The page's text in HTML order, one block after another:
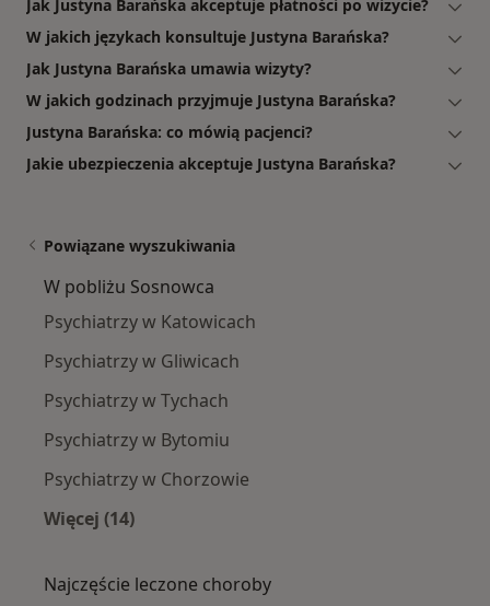
Jak Justyna Barańska akceptuje płatności po wizycie?
W jakich językach konsultuje Justyna Barańska?
Jak Justyna Barańska umawia wizyty?
W jakich godzinach przyjmuje Justyna Barańska?
Justyna Barańska: co mówią pacjenci?
Jakie ubezpieczenia akceptuje Justyna Barańska?
Powiązane wyszukiwania
W pobliżu Sosnowca
Psychiatrzy w Katowicach
Psychiatrzy w Gliwicach
Psychiatrzy w Tychach
Psychiatrzy w Bytomiu
Psychiatrzy w Chorzowie
Więcej (14)
Najczęście leczone choroby